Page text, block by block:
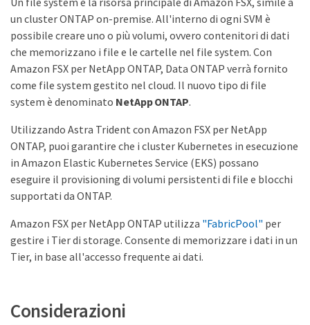
un cluster ONTAP on-premise. All'interno di ogni SVM è
possibile creare uno o più volumi, ovvero contenitori di dati
che memorizzano i file e le cartelle nel file system. Con
Amazon FSX per NetApp ONTAP, Data ONTAP verrà fornito
come file system gestito nel cloud. Il nuovo tipo di file
system è denominato NetApp ONTAP.
Utilizzando Astra Trident con Amazon FSX per NetApp
ONTAP, puoi garantire che i cluster Kubernetes in esecuzione
in Amazon Elastic Kubernetes Service (EKS) possano
eseguire il provisioning di volumi persistenti di file e blocchi
supportati da ONTAP.
Amazon FSX per NetApp ONTAP utilizza "FabricPool" per
gestire i Tier di storage. Consente di memorizzare i dati in un
Tier, in base all'accesso frequente ai dati.
Considerazioni